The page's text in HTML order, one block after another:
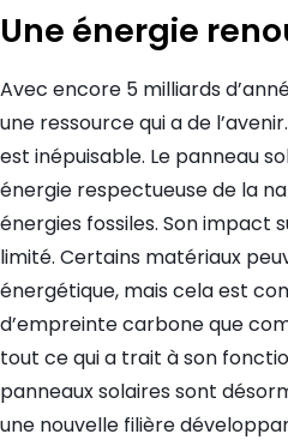
Une énergie
Avec encore 5 milliards
une ressource qui a de
est inépuisable. Le panneau
énergie respectueuse de la
énergies fossiles. Son impact
limité. Certains matériaux
énergétique, mais cela est
d’empreinte carbone que
tout ce qui a trait à son
panneaux solaires sont
une nouvelle filière